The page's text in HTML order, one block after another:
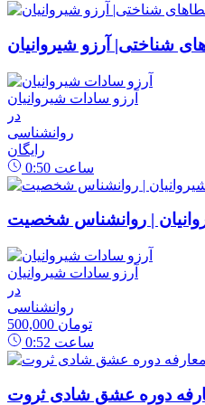
شناختی| آرزو شیروانیان
آرزو سادات شیروانیان
در
روانشناسی
رایگان
0:50 ساعت
| روانشناس شخصیت
آرزو سادات شیروانیان
در
روانشناسی
500,000 تومان
0:52 ساعت
دوره عشق شادی ثروت